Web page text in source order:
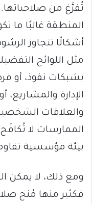
تُفرَّغ من
المنطقة غالبًا ما
أشكالًا تتجاوز
مثل اللوائح
بشبكات نفوذ، أو
الإدارة والمشاريع،
والعلاقات
الممارسات لا
بيئة مؤسسية
ومع ذلك، لا يمكن
فكثير منها مُنح